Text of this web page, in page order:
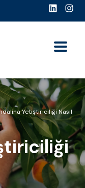
Yetiştiriciliği Nasıl